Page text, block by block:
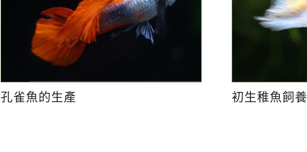
孔雀魚的生產 初生稚魚飼養